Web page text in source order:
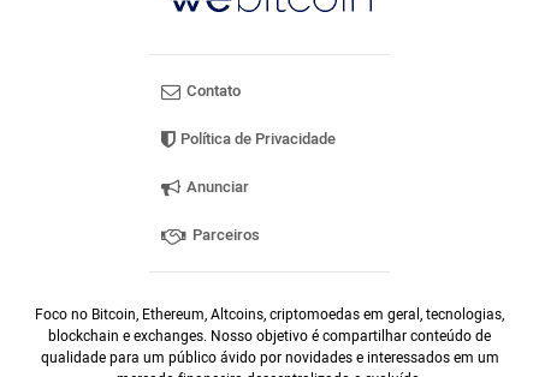
Contato
Política de Privacidade
Anunciar
Parceiros
Foco no Bitcoin, Ethereum, Altcoins, criptomoedas em geral, tecnologias,
blockchain e exchanges. Nosso objetivo é compartilhar conteúdo de
qualidade para um público ávido por novidades e interessados em um